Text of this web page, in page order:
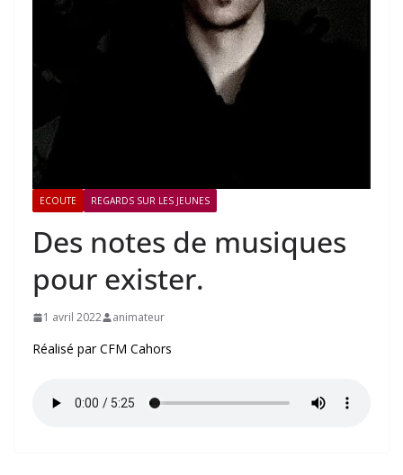
ECOUTE REGARDS SUR LES JEUNES
Des notes de musiques
pour exister.
1 avril 2022 animateur
Réalisé par CFM Cahors